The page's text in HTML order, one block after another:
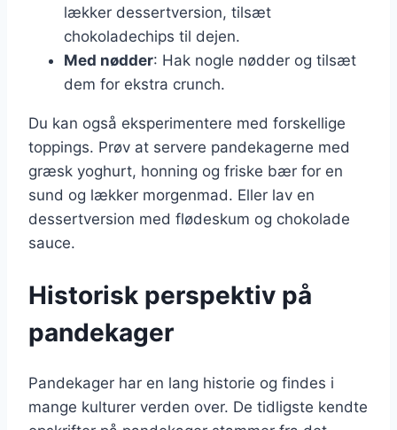
lækker dessertversion, tilsæt
chokoladechips til dejen.
Med nødder: Hak nogle nødder og tilsæt
dem for ekstra crunch.
Du kan også eksperimentere med forskellige
toppings. Prøv at servere pandekagerne med
græsk yoghurt, honning og friske bær for en
sund og lækker morgenmad. Eller lav en
dessertversion med flødeskum og chokolade
sauce.
Historisk perspektiv på
pandekager
Pandekager har en lang historie og findes i
mange kulturer verden over. De tidligste kendte